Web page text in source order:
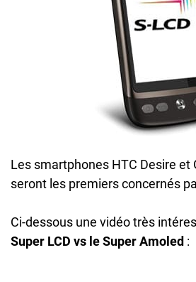
Les smartphones HTC Desire et
seront les premiers concernés
Ci-dessous une vidéo très
Super LCD vs le Super Amoled :